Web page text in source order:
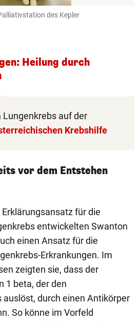
des Kepler
Heilung durch
auf der
Krebshilfe
vor dem Entstehen
für die
entwickelten Swanton
einen Ansatz für die
Erkrankungen. Im
zeigten sie, dass der
1 beta, der den
auslöst, durch einen Antikörper
So könne im Vorfeld